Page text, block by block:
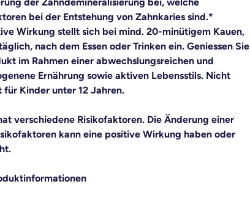
bei der Entstehung von Zahnkaries sind.*
Wirkung stellt sich bei mind. 20-minütigem Kauen,
nach dem Essen oder Trinken ein. Geniessen Sie
im Rahmen einer abwechslungsreichen und
Ernährung sowie aktiven Lebensstils. Nicht
für Kinder unter 12 Jahren.
verschiedene Risikofaktoren. Die Änderung einer
kann eine positive Wirkung haben oder